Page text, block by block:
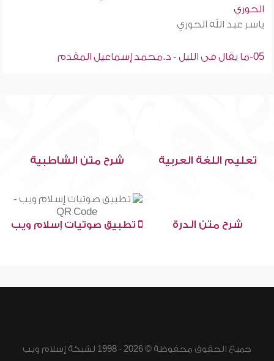
الحوري
ياسر عبد الله الحوري
05-ما يقال فى الليل - د.محمد إسماعيل المقدم
تعليم اللغة العربية شرح متن الشاطبية
شرح متن الدرة تطبيق صوتيات إسلام ويب
جميع الحقوق محفوظة © 2026 - 1998 لشبكة إسلام ويب